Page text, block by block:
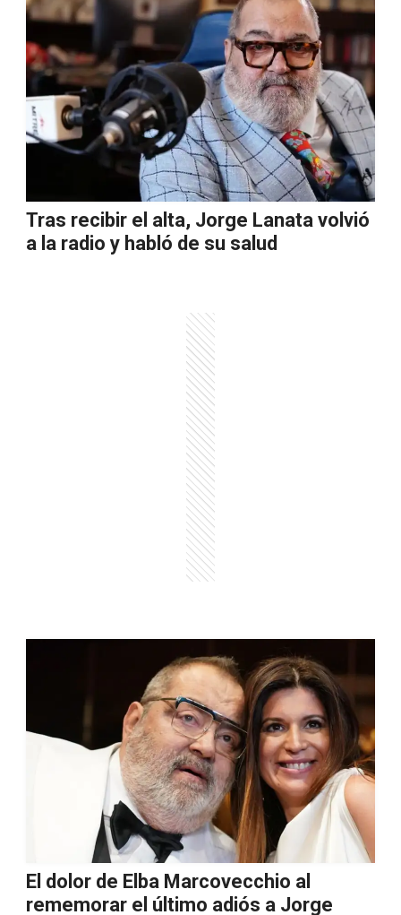
Tras recibir el alta, Jorge Lanata volvió
a la radio y habló de su salud
El dolor de Elba Marcovecchio al
rememorar el último adiós a Jorge